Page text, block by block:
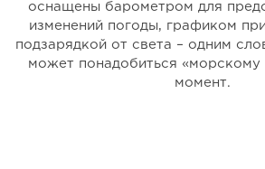
оснащены барометром для
изменений погоды, графиком
подзарядкой от света – одним
может понадобиться
момент.